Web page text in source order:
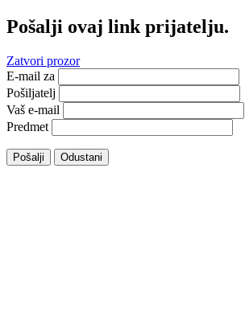
Pošalji ovaj link prijatelju.
Zatvori prozor
E-mail za
Pošiljatelj
Vaš e-mail
Predmet
Pošalji Odustani